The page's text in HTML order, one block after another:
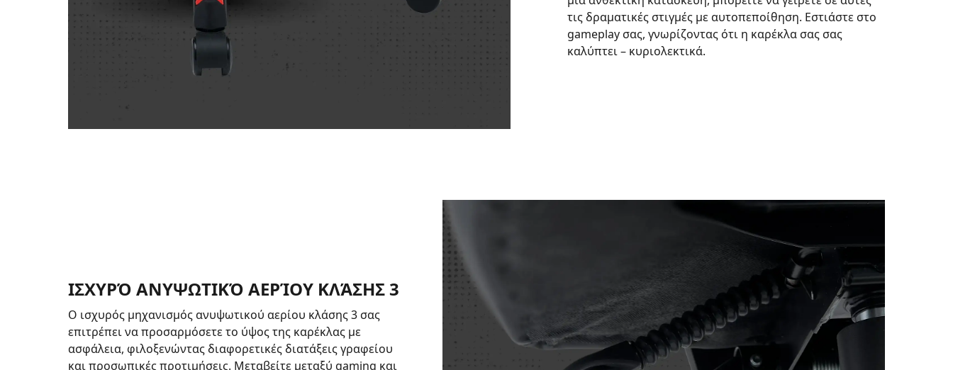
τις δραματικές στιγμές με αυτοπεποίθηση. Εστιάστε στο
gameplay σας, γνωρίζοντας ότι η καρέκλα σας σας
καλύπτει – κυριολεκτικά.
ΙΣΧΥΡΌ ΑΝΥΨΩΤΙΚΌ ΑΕΡΊΟΥ ΚΛΆΣΗΣ 3
Ο ισχυρός μηχανισμός ανυψωτικού αερίου κλάσης 3 σας
επιτρέπει να προσαρμόσετε το ύψος της καρέκλας με
ασφάλεια, φιλοξενώντας διαφορετικές διατάξεις γραφείου
και προσωπικές προτιμήσεις. Μεταβείτε μεταξύ gaming και